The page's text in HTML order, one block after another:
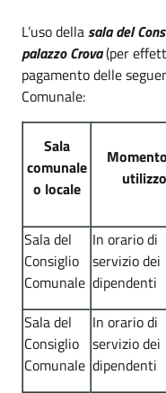
L’uso dellasala del
palazzo Crova(per
pagamento delle
Comunale:
Sala
comunale
o locale
utilizzo
Sala del
Consiglio
Comunale
In orario di
servizio dei
dipendenti
Sala del
Consiglio
Comunale
In orario di
servizio dei
dipendenti